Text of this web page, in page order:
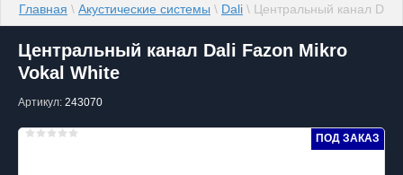
Главная \ Акустические системы \ Dali \ Центральный канал Dali
Центральный канал Dali Fazon Mikro
Vokal White
Артикул: 243070
ПОД ЗАКАЗ